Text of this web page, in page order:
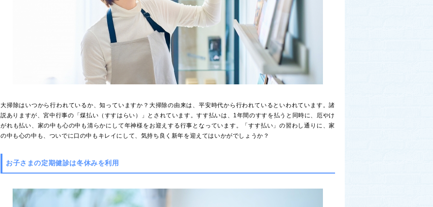
大掃除はいつから行われているか、知っていますか？大掃除の由来は、平安時代から行われているといわれています。諸
説ありますが、宮中行事の「煤払い（すすはらい）」とされています。すす払いは、1年間のすすを払うと同時に、厄やけ
がれも払い、家の中も心の中も清らかにして年神様をお迎えする行事となっています。「すす払い」の習わし通りに、家
の中も心の中も、ついでに口の中もキレイにして、気持ち良く新年を迎えてはいかがでしょうか？
お子さまの定期健診は冬休みを利用